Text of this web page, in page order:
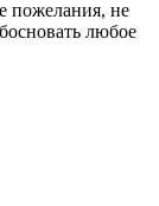
пожелания, не
любое